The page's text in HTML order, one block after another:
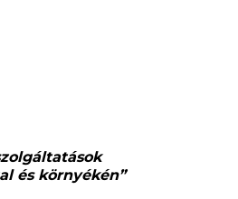
és környékén”